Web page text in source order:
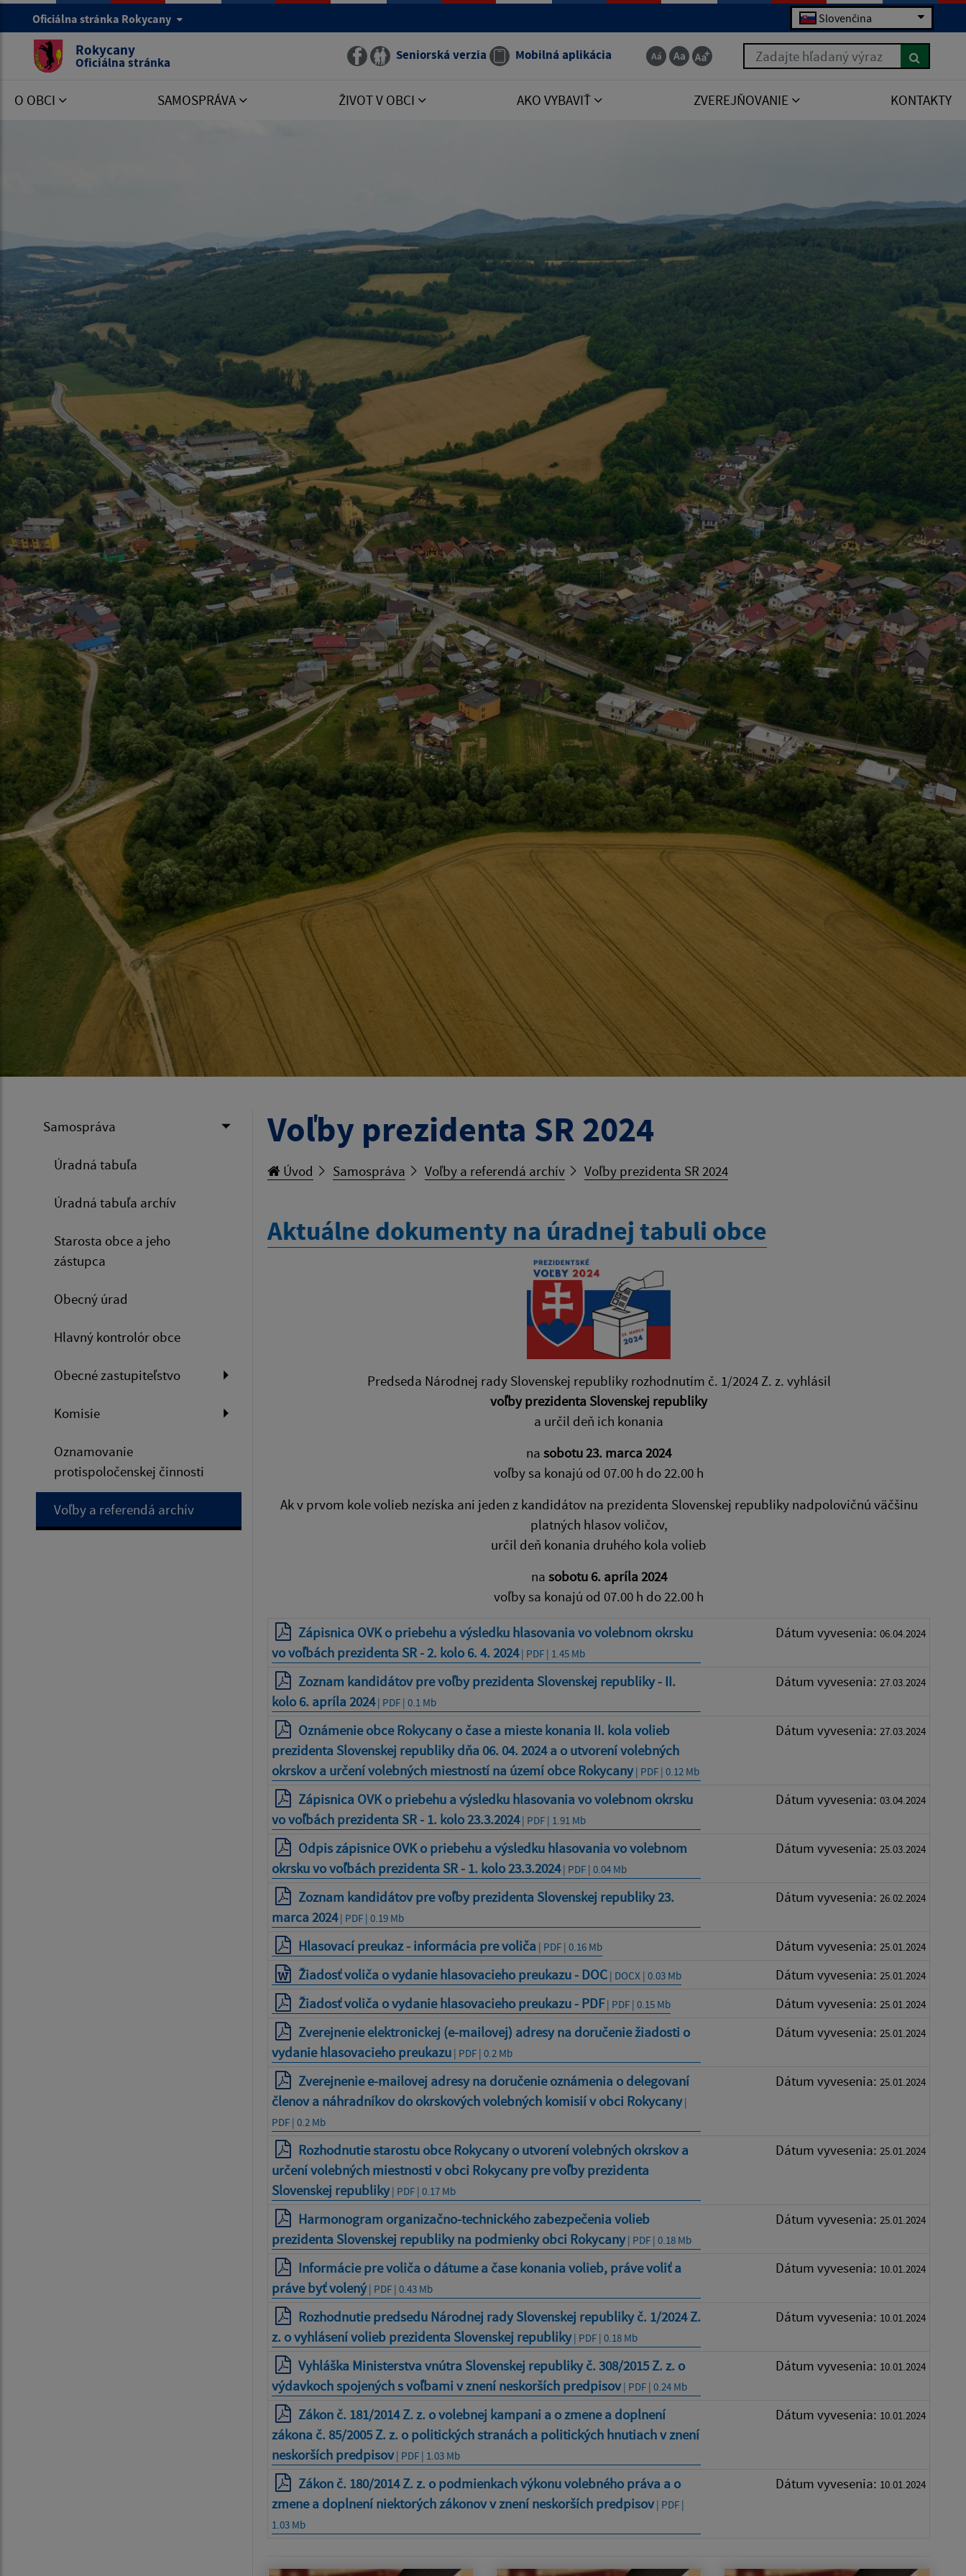
Oficiálna stránka Rokycany Slovenčina
Rokycany
Oficiálna stránka Seniorská verzia Mobilná aplikácia Zadajte hľadaný výraz
O OBCI SAMOSPRÁVA ŽIVOT V OBCI AKO VYBAVIŤ ZVEREJŇOVANIE KONTAKTY
Samospráva
Úradná tabuľa
Úradná tabuľa archív
Starosta obce a jeho
zástupca
Obecný úrad
Hlavný kontrolór obce
Obecné zastupiteľstvo
Komisie
Oznamovanie
protispoločenskej činnosti
Voľby a referendá archív
Voľby prezidenta SR 2024
Úvod Samospráva Voľby a referendá archív Voľby prezidenta SR 2024
Aktuálne dokumenty na úradnej tabuli obce
Predseda Národnej rady Slovenskej republiky rozhodnutím č. 1/2024 Z. z. vyhlásil
voľby prezidenta Slovenskej republiky
a určil deň ich konania
na sobotu 23. marca 2024
voľby sa konajú od 07.00 h do 22.00 h
Ak v prvom kole volieb nezíska ani jeden z kandidátov na prezidenta Slovenskej republiky nadpolovičnú väčšinu
platných hlasov voličov,
určil deň konania druhého kola volieb
na sobotu 6. apríla 2024
voľby sa konajú od 07.00 h do 22.00 h
Zápisnica OVK o priebehu a výsledku hlasovania vo volebnom okrsku
vo voľbách prezidenta SR - 2. kolo 6. 4. 2024| PDF | 1.45 Mb
Dátum vyvesenia: 06.04.2024
Zoznam kandidátov pre voľby prezidenta Slovenskej republiky - II.
kolo 6. apríla 2024| PDF | 0.1 Mb
Dátum vyvesenia: 27.03.2024
Oznámenie obce Rokycany o čase a mieste konania II. kola volieb
prezidenta Slovenskej republiky dňa 06. 04. 2024 a o utvorení volebných
okrskov a určení volebných miestností na území obce Rokycany| PDF | 0.12 Mb
Dátum vyvesenia: 27.03.2024
Zápisnica OVK o priebehu a výsledku hlasovania vo volebnom okrsku
vo voľbách prezidenta SR - 1. kolo 23.3.2024| PDF | 1.91 Mb
Dátum vyvesenia: 03.04.2024
Odpis zápisnice OVK o priebehu a výsledku hlasovania vo volebnom
okrsku vo voľbách prezidenta SR - 1. kolo 23.3.2024| PDF | 0.04 Mb
Dátum vyvesenia: 25.03.2024
Zoznam kandidátov pre voľby prezidenta Slovenskej republiky 23.
marca 2024| PDF | 0.19 Mb
Dátum vyvesenia: 26.02.2024
Hlasovací preukaz - informácia pre voliča | PDF | 0.16 Mb Dátum vyvesenia: 25.01.2024
Žiadosť voliča o vydanie hlasovacieho preukazu - DOC| DOCX | 0.03 Mb Dátum vyvesenia: 25.01.2024
Žiadosť voliča o vydanie hlasovacieho preukazu - PDF| PDF | 0.15 Mb Dátum vyvesenia: 25.01.2024
Zverejnenie elektronickej (e-mailovej) adresy na doručenie žiadosti o
vydanie hlasovacieho preukazu | PDF | 0.2 Mb
Dátum vyvesenia: 25.01.2024
Zverejnenie e-mailovej adresy na doručenie oznámenia o delegovaní
členov a náhradníkov do okrskových volebných komisií v obci Rokycany|
PDF | 0.2 Mb
Dátum vyvesenia: 25.01.2024
Rozhodnutie starostu obce Rokycany o utvorení volebných okrskov a
určení volebných miestnosti v obci Rokycany pre voľby prezidenta
Slovenskej republiky| PDF | 0.17 Mb
Dátum vyvesenia: 25.01.2024
Harmonogram organizačno-technického zabezpečenia volieb
prezidenta Slovenskej republiky na podmienky obci Rokycany| PDF | 0.18 Mb
Dátum vyvesenia: 25.01.2024
Informácie pre voliča o dátume a čase konania volieb, práve voliť a
práve byť volený| PDF | 0.43 Mb
Dátum vyvesenia: 10.01.2024
Rozhodnutie predsedu Národnej rady Slovenskej republiky č. 1/2024 Z.
z. o vyhlásení volieb prezidenta Slovenskej republiky| PDF | 0.18 Mb
Dátum vyvesenia: 10.01.2024
Vyhláška Ministerstva vnútra Slovenskej republiky č. 308/2015 Z. z. o
výdavkoch spojených s voľbami v znení neskorších predpisov| PDF | 0.24 Mb
Dátum vyvesenia: 10.01.2024
Zákon č. 181/2014 Z. z. o volebnej kampani a o zmene a doplnení
zákona č. 85/2005 Z. z. o politických stranách a politických hnutiach v znení
neskorších predpisov| PDF | 1.03 Mb
Dátum vyvesenia: 10.01.2024
Zákon č. 180/2014 Z. z. o podmienkach výkonu volebného práva a o
zmene a doplnení niektorých zákonov v znení neskorších predpisov| PDF |
1.03 Mb
Dátum vyvesenia: 10.01.2024